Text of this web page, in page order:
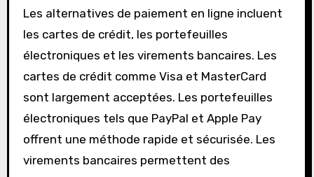
Les alternatives de paiement en ligne incluent
les cartes de crédit, les portefeuilles
électroniques et les virements bancaires. Les
cartes de crédit comme Visa et MasterCard
sont largement acceptées. Les portefeuilles
électroniques tels que PayPal et Apple Pay
offrent une méthode rapide et sécurisée. Les
virements bancaires permettent des